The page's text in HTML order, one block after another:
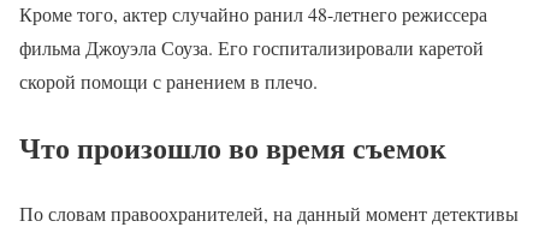
Кроме того, актер случайно ранил 48-летнего режиссера
фильма Джоуэла Соуза. Его госпитализировали каретой
скорой помощи с ранением в плечо.
Что произошло во время съемок
По словам правоохранителей, на данный момент детективы